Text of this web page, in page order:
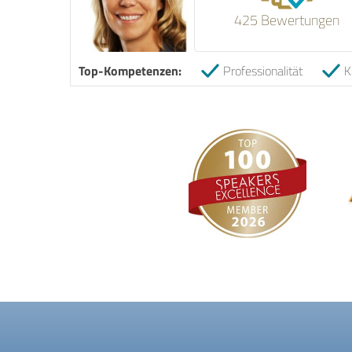
425 Bewertungen
Top-Kompetenzen: Professionalität